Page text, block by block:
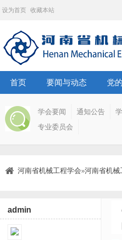
设为首页 收藏本站
首页 要闻与动态 党
学会要闻 通知公告
专业委员会
河南省机械工程学会»河南省机械
admin